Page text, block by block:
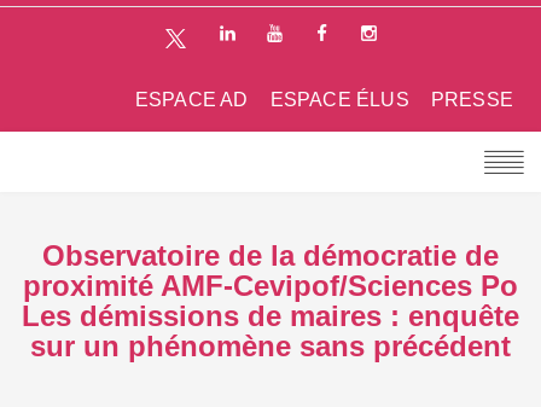
PRESSE
ESPACE ÉLUS
ESPACE AD
Observatoire de la démocratie de
proximité AMF-Cevipof/Sciences Po
Les démissions de maires : enquête
sur un phénomène sans précédent